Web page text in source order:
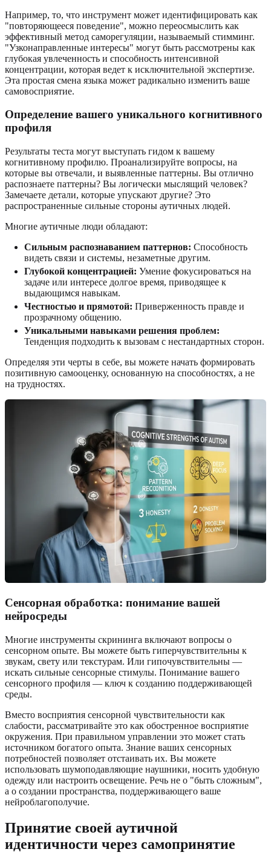
Например, то, что инструмент может идентифицировать как
"повторяющееся поведение", можно переосмыслить как
эффективный метод саморегуляции, называемый стимминг.
"Узконаправленные интересы" могут быть рассмотрены как
глубокая увлеченность и способность интенсивной
концентрации, которая ведет к исключительной экспертизе.
Эта простая смена языка может радикально изменить ваше
самовосприятие.
Определение вашего уникального когнитивного
профиля
Результаты теста могут выступать гидом к вашему
когнитивному профилю. Проанализируйте вопросы, на
которые вы отвечали, и выявленные паттерны. Вы отлично
распознаете паттерны? Вы логически мыслящий человек?
Замечаете детали, которые упускают другие? Это
распространенные сильные стороны аутичных людей.
Многие аутичные люди обладают:
Сильным распознаванием паттернов: Способность
видеть связи и системы, незаметные другим.
Глубокой концентрацией: Умение фокусироваться на
задаче или интересе долгое время, приводящее к
выдающимся навыкам.
Честностью и прямотой: Приверженность правде и
прозрачному общению.
Уникальными навыками решения проблем:
Тенденция подходить к вызовам с нестандартных сторон.
Определяя эти черты в себе, вы можете начать формировать
позитивную самооценку, основанную на способностях, а не
на трудностях.
Сенсорная обработка: понимание вашей
нейросреды
Многие инструменты скрининга включают вопросы о
сенсорном опыте. Вы можете быть гиперчувствительны к
звукам, свету или текстурам. Или гипочувствительны —
искать сильные сенсорные стимулы. Понимание вашего
сенсорного профиля — ключ к созданию поддерживающей
среды.
Вместо восприятия сенсорной чувствительности как
слабости, рассматривайте это как обостренное восприятие
окружения. При правильном управлении это может стать
источником богатого опыта. Знание ваших сенсорных
потребностей позволяет отстаивать их. Вы можете
использовать шумоподавляющие наушники, носить удобную
одежду или настроить освещение. Речь не о "быть сложным",
а о создании пространства, поддерживающего ваше
нейроблагополучие.
Принятие своей аутичной
идентичности через самопринятие